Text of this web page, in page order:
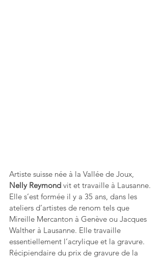
Artiste suisse née à la Vallée de Joux,
Nelly Reymond vit et travaille à Lausanne.
Elle s’est formée il y a 35 ans, dans les
ateliers d’artistes de renom tels que
Mireille Mercanton à Genève ou Jacques
Walther à Lausanne. Elle travaille
essentiellement l’acrylique et la gravure.
Récipiendaire du prix de gravure de la